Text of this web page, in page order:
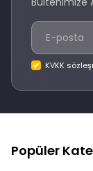
KVKK
Popüler